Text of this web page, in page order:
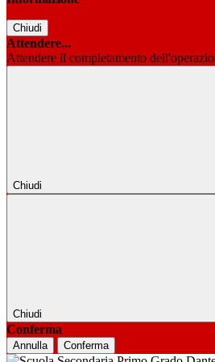
Chiudi
Attendere...
Attendere il completamento
Chiudi
Chiudi
Conferma
Annulla Conferma